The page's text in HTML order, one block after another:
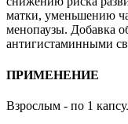
матки, уменьшению
менопаузы. Добавка
антигистаминными
ПРИМЕНЕНИЕ
Взрослым - по 1